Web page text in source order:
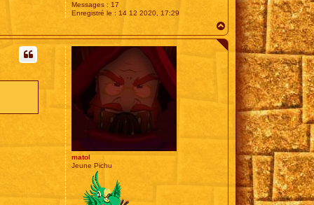
Messages : 17
Enregistré le : 14 12 2020, 17:29
a
u
matol
Jeune Pichu